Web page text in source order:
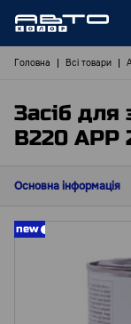
Головна Всі товари
Засіб для
В220 АРР
Основна інформація
new